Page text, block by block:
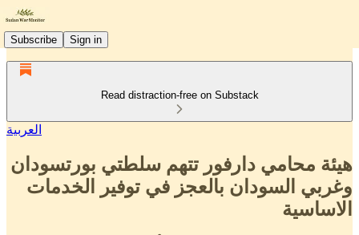
Subscribe Sign in
Read distraction-free on Substack
العربية
هيئة محامي دارفور تتهم سلطتي بورتسودان
وغربي السودان بالعجز في توفير الخدمات
الاساسية